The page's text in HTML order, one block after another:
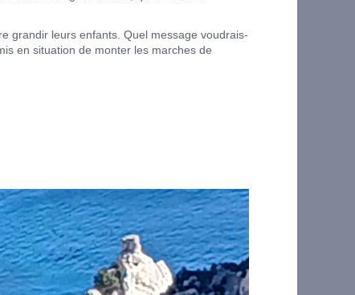
grandir leurs enfants. Quel message voudrais-
en situation de monter les marches de